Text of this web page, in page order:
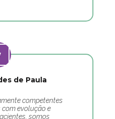
de Paula
competentes
evolução e
somos